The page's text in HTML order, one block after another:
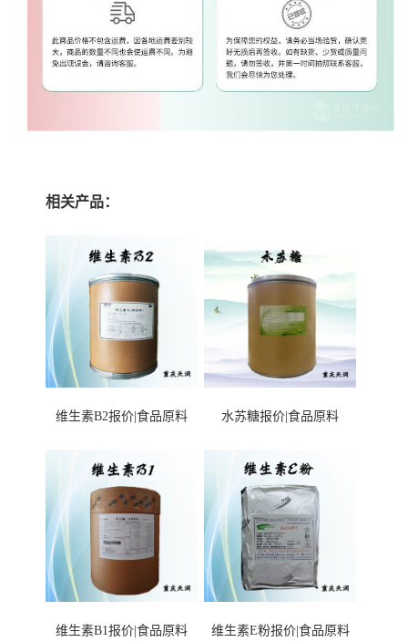
相关产品：
维生素B2报价|食品原料 水苏糖报价|食品原料
维生素B1报价|食品原料 维生素E粉报价|食品原料